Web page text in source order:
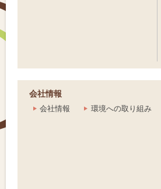
会社情報
会社情報 環境への取り組み